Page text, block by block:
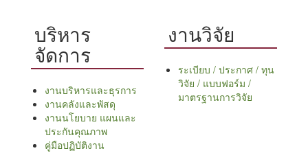
บริหาร
จัดการ
งานบริหารและธุรการ
งานคลังและพัสดุ
งานนโยบาย แผนและ
ประกันคุณภาพ
คู่มือปฏิบัติงาน
งานวิจัย
ระเบียบ / ประกาศ / ทุน
วิจัย / แบบฟอร์ม /
มาตรฐานการวิจัย